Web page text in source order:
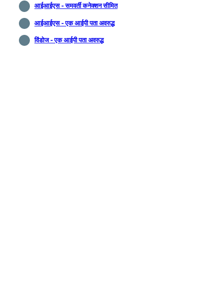
आईआईएस - समवर्ती कनेक्शन सीमित
आईआईएस - एक आईपी पता अवरुद्ध
विंडोज - एक आईपी पता अवरुद्ध